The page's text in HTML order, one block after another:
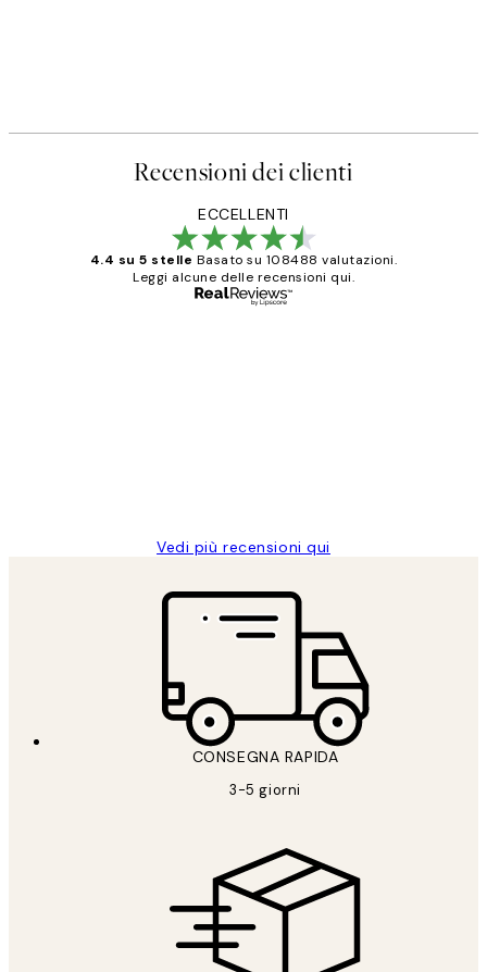
Recensioni dei clienti
ECCELLENTI
4.4 su 5 stelle Basato su 108488 valutazioni.
Leggi alcune delle recensioni qui.
Vedi più recensioni qui
CONSEGNA RAPIDA
3-5 giorni